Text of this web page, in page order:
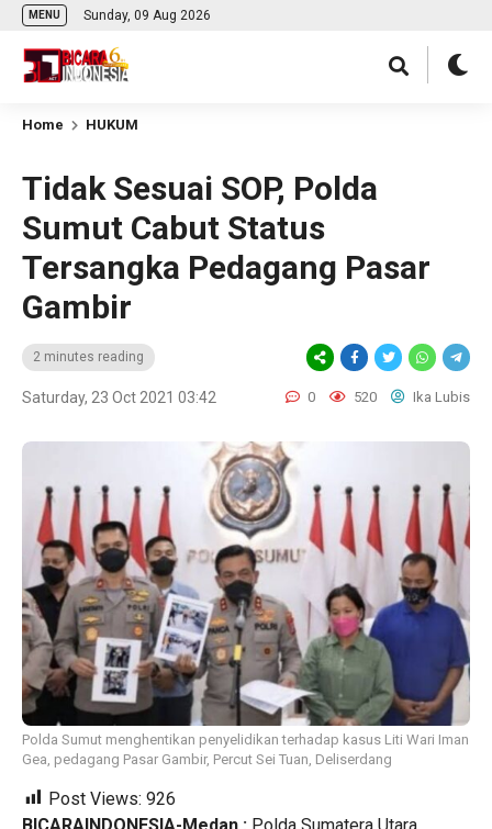
MENU Sunday, 09 Aug 2026
Home HUKUM
Tidak Sesuai SOP, Polda
Sumut Cabut Status
Tersangka Pedagang Pasar
Gambir
2 minutes reading
Saturday, 23 Oct 2021 03:42 0 520 Ika Lubis
Polda Sumut menghentikan penyelidikan terhadap kasus Liti Wari Iman
Gea, pedagang Pasar Gambir, Percut Sei Tuan, Deliserdang
Post Views: 926
BICARAINDONESIA-Medan : Polda Sumatera Utara